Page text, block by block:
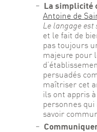
La simplicité
Antoine de
Le langage est
et le fait de
pas toujours
majeure pour
persuadés
maîtriser cet
ils ont appris
personnes
savoir